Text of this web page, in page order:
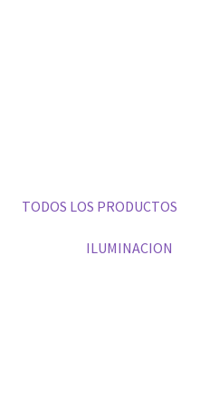
TODOS LOS PRODUCTOS
ILUMINACION